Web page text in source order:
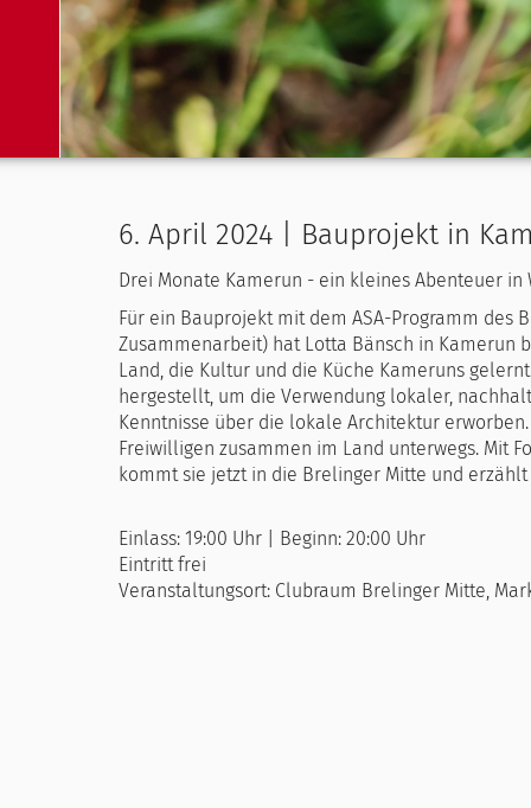
6. April 2024 | Bauprojekt in
Drei Monate Kamerun - ein kleines Abenteuer in
Für ein Bauprojekt mit dem ASA-Programm des
Zusammenarbeit) hat Lotta Bänsch in Kamerun
Land, die Kultur und die Küche Kameruns
hergestellt, um die Verwendung lokaler,
Kenntnisse über die lokale Architektur
Freiwilligen zusammen im Land unterwegs. Mit
kommt sie jetzt in die Brelinger Mitte und
Einlass: 19:00 Uhr | Beginn: 20:00 Uhr
Eintritt frei
Veranstaltungsort: Clubraum Brelinger Mitte,